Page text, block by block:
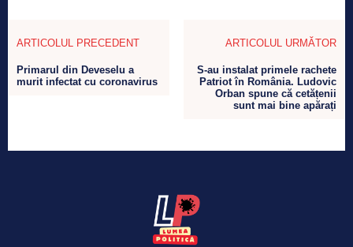
ARTICOLUL PRECEDENT
Primarul din Deveselu a
murit infectat cu coronavirus
ARTICOLUL URMĂTOR
S-au instalat primele rachete
Patriot în România. Ludovic
Orban spune că cetățenii
sunt mai bine apărați